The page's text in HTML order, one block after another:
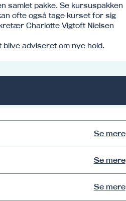
samlet pakke. Se kursuspakken
ofte også tage kurset for sig
Charlotte Vigtoft Nielsen
adviseret om nye hold.
Se mere
Se mere
Se mere